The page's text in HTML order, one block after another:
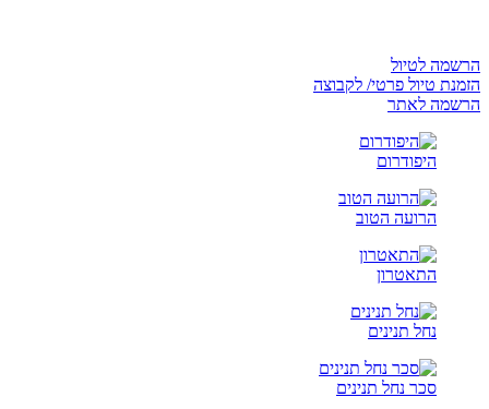
הרשמה לטיול
הזמנת טיול פרטי/ לקבוצה
הרשמה לאתר
היפודרום
הרועה הטוב
התאטרון
נחל תנינים
סכר נחל תנינים